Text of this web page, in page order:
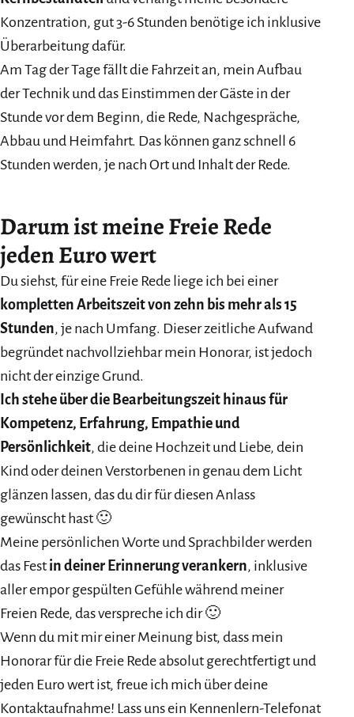
Konzentration, gut 3-6 Stunden benötige ich inklusive
Überarbeitung dafür.
Am Tag der Tage fällt die Fahrzeit an, mein Aufbau
der Technik und das Einstimmen der Gäste in der
Stunde vor dem Beginn, die Rede, Nachgespräche,
Abbau und Heimfahrt. Das können ganz schnell 6
Stunden werden, je nach Ort und Inhalt der Rede.
Darum ist meine Freie Rede
jeden Euro wert
Du siehst, für eine Freie Rede liege ich bei einer
kompletten Arbeitszeit von zehn bis mehr als 15
Stunden, je nach Umfang. Dieser zeitliche Aufwand
begründet nachvollziehbar mein Honorar, ist jedoch
nicht der einzige Grund.
Ich stehe über die Bearbeitungszeit hinaus für
Kompetenz, Erfahrung, Empathie und
Persönlichkeit, die deine Hochzeit und Liebe, dein
Kind oder deinen Verstorbenen in genau dem Licht
glänzen lassen, das du dir für diesen Anlass
gewünscht hast 🙂
Meine persönlichen Worte und Sprachbilder werden
das Fest in deiner Erinnerung verankern, inklusive
aller empor gespülten Gefühle während meiner
Freien Rede, das verspreche ich dir 🙂
Wenn du mit mir einer Meinung bist, dass mein
Honorar für die Freie Rede absolut gerechtfertigt und
jeden Euro wert ist, freue ich mich über deine
Kontaktaufnahme! Lass uns ein Kennenlern-Telefonat